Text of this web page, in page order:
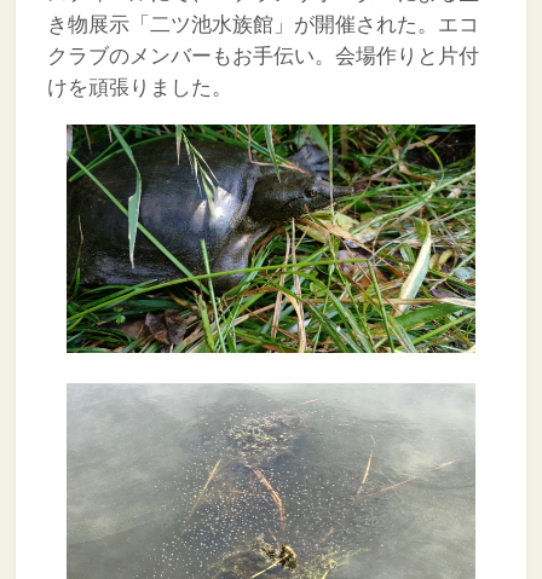
き物展示「二ツ池水族館」が開催された。エコ
クラブのメンバーもお手伝い。会場作りと片付
けを頑張りました。